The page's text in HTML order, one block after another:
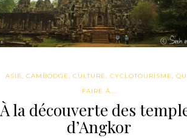
ASIE, CAMBODGE, CULTURE, CYCLOTOURISME,
FAIRE À...
À la découverte des
d’Angkor